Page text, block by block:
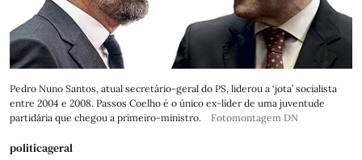
Pedro Nuno Santos, atual secretário-geral do PS, liderou a ‘jota’ socialista
entre 2004 e 2008. Passos Coelho é o único ex-líder de uma juventude
partidária que chegou a primeiro-ministro.
Fotomontagem DN
politicageral